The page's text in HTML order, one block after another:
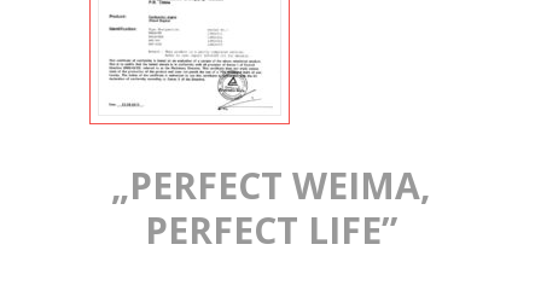
„PERFECT WEIMA,
PERFECT LIFE”